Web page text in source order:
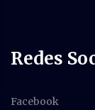
Redes
Facebook